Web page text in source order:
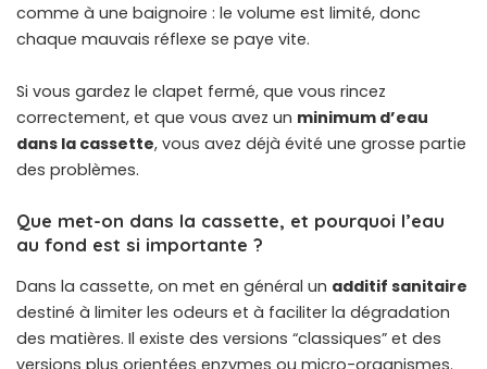
comme à une baignoire : le volume est limité, donc
chaque mauvais réflexe se paye vite.
Si vous gardez le clapet fermé, que vous rincez
correctement, et que vous avez un minimum d’eau
dans la cassette, vous avez déjà évité une grosse partie
des problèmes.
Que met-on dans la cassette, et pourquoi l’eau
au fond est si importante ?
Dans la cassette, on met en général un additif sanitaire
destiné à limiter les odeurs et à faciliter la dégradation
des matières. Il existe des versions “classiques” et des
versions plus orientées enzymes ou micro-organismes.